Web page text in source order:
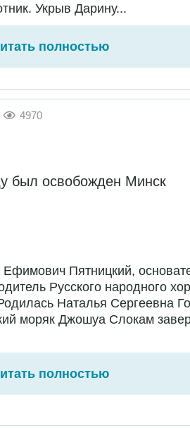
Укрыв Дарину...
полностью
4970
был освобожден Минск
Пятницкий,
Русского народного
Наталья Сергеевна
моряк Джошуа Слокам
полностью